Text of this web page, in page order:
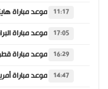
11:17
17:05
16:29
14:47